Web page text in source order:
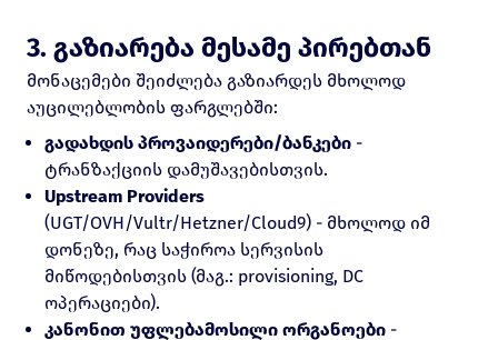
3. გაზიარება მესამე პირებთან
მონაცემები შეიძლება გაზიარდეს მხოლოდ
აუცილებლობის ფარგლებში:
გადახდის პროვაიდერები/ბანკები -
ტრანზაქციის დამუშავებისთვის.
Upstream Providers
(UGT/OVH/Vultr/Hetzner/Cloud9) - მხოლოდ იმ
დონეზე, რაც საჭიროა სერვისის
მიწოდებისთვის (მაგ.: provisioning, DC
ოპერაციები).
კანონით უფლებამოსილი ორგანოები -